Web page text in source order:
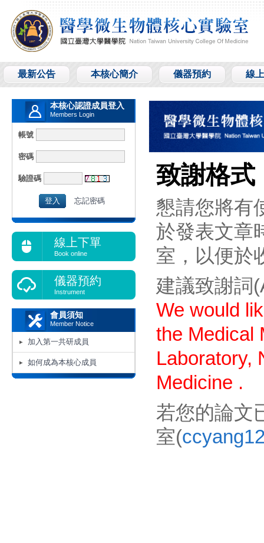
最新公告 本核心簡介 儀器預約 線
本核心認證成員登入
Members Login
帳號
密碼
驗證碼
忘記密碼
線上下單
Book online
儀器預約
Instrument
會員須知
Member Notice
加入第一共研成員
如何成為本核心成員
致謝格式
懇請您將有
於發表文章
室，以便於
建議致謝詞
We would l
the Medical
Laboratory,
Medicine .
若您的論文
室(